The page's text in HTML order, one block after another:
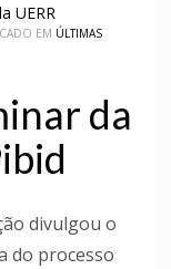
UERR
EM ÚLTIMAS
da
divulgou o
do processo